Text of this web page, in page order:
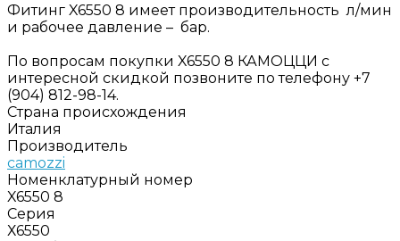
Фитинг X6550 8 имеет производительность л/мин
и рабочее давление – бар.
По вопросам покупки X6550 8 КАМОЦЦИ с
интересной скидкой позвоните по телефону +7
(904) 812-98-14.
Страна происхождения
Италия
Производитель
camozzi
Номенклатурный номер
X6550 8
Серия
Х6550